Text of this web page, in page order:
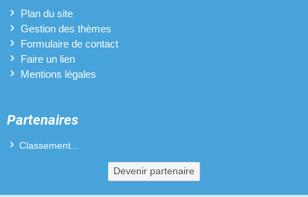
Plan du site
Gestion des thèmes
Formulaire de contact
Faire un lien
Mentions légales
Partenaires
Classement...
Devenir partenaire